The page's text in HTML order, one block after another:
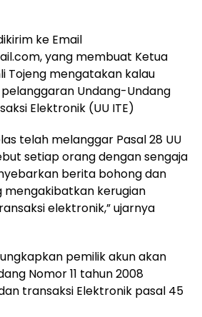
ke Email
, yang membuat Ketua
Tojeng mengatakan kalau
Undang-Undang
Elektronik (UU ITE)
telah melanggar Pasal 28 UU
setiap orang dengan sengaja
berita bohong dan
mengakibatkan kerugian
elektronik,” ujarnya
pemilik akun akan
Nomor 11 tahun 2008
transaksi Elektronik pasal 45